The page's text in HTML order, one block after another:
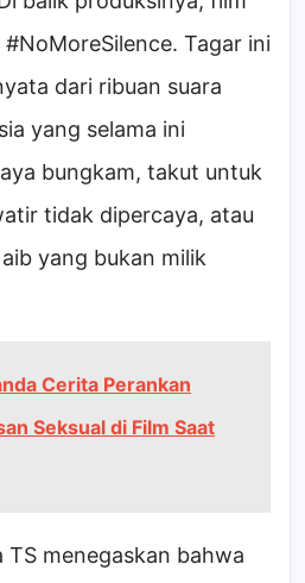
Tagar ini
dari ribuan suara
yang selama ini
bungkam, takut untuk
tidak dipercaya, atau
yang bukan milik
Cerita Perankan
Seksual di Film Saat
TS menegaskan bahwa